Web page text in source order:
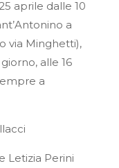
aprile dalle 10
a
via Minghetti),
alle 16
a
Letizia Perini